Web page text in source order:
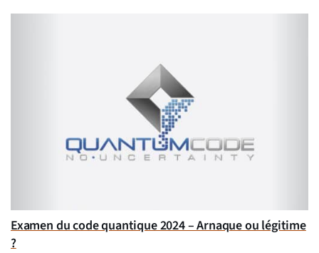
Examen du code quantique 2024 – Arnaque ou légitime
?